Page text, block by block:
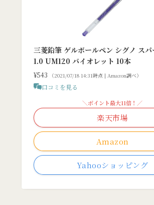
三菱鉛筆 ゲルボールペン シグノ ス
1.0 UM120 バイオレット 10本
¥543 （2021/07/18 14:31時点 | Amazon調べ）
口コミを見る
Amazon
＼ポイント最大11倍！／
楽天市場
Yahooショッピング